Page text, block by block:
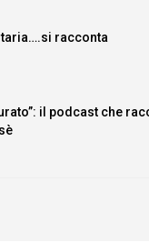
racconta
il podcast che